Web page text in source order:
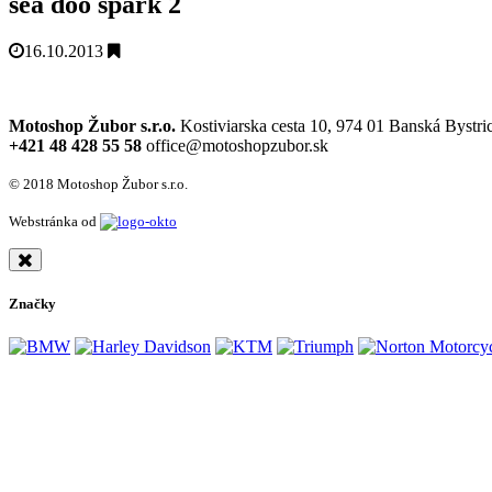
16.10.2013
Motoshop Žubor s.r.o. Kostiviarska cesta 10, 974 01 Banská
+421 48 428 55 58 office@motoshopzubor.sk
© 2018 Motoshop Žubor s.r.o.
Webstránka od
Značky